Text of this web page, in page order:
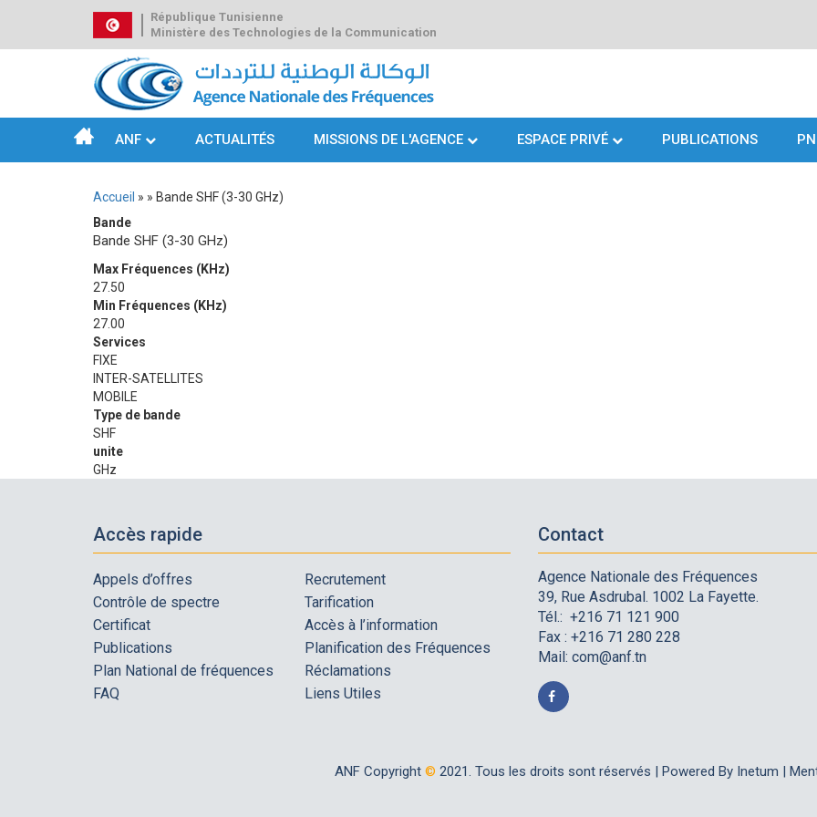
République Tunisienne
Ministère des Technologies de la Communication
NavigationANF ACTUALITÉS MISSIONS DE L'AGENCE ESPACE PRIVÉ PUBLICATIONS
Fil
d'Ariane
Accueil
Bande SHF (3-30 GHz)
Bande
Bande SHF (3-30 GHz)
Max Fréquences (KHz)
27.50
Min Fréquences (KHz)
27.00
Services
FIXE
INTER-SATELLITES
MOBILE
Type de bande
SHF
unite
GHz
Accès rapide
Appels d’offres
Recrutement
Contrôle de spectre
Tarification
Certificat
Accès à l’information
Publications
Planification des Fréquences
Plan National de fréquences
Réclamations
FAQ
Liens Utiles
Contact
Agence Nationale des Fréquences
39, Rue Asdrubal. 1002 La Fayette.
Tél.: +216 71 121 900
Fax : +216 71 280 228
Mail: com@anf.tn
ANF Copyright © 2021. Tous les droits sont réservés | Powered By Inetum |